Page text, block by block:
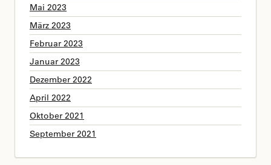
Mai 2023
März 2023
Februar 2023
Januar 2023
Dezember 2022
April 2022
Oktober 2021
September 2021